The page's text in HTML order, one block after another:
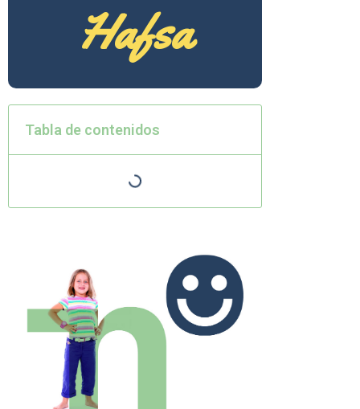
Hafsa
Tabla de contenidos